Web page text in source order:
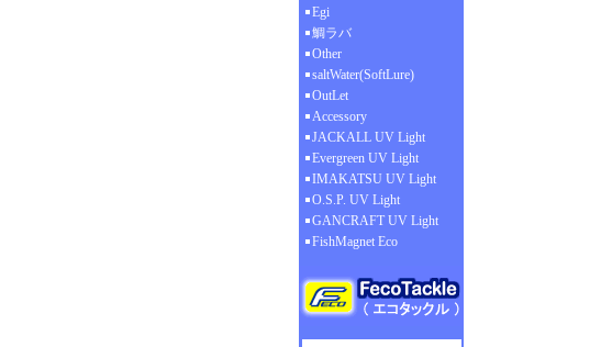
Egi
鯛ラバ
Other
saltWater(SoftLure)
OutLet
Accessory
JACKALL UV Light
Evergreen UV Light
IMAKATSU UV Light
O.S.P. UV Light
GANCRAFT UV Light
FishMagnet Eco